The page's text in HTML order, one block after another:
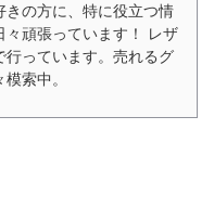
きの方に、特に役立つ情
々頑張っています！ レザ
行っています。売れるグ
索中。